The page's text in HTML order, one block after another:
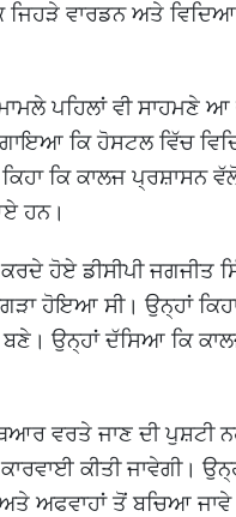
ਵਾਰਡਨ ਅਤੇ
ਪਹਿਲਾਂ ਵੀ
ਕਿ ਹੋਸਟਲ ਵਿੱਚ
ਕਿ ਕਾਲਜ ਪ੍ਰਸ਼ਾਸਨ
ਹਨ।
ਹੋਏ ਡੀਸੀਪੀ ਜਗਜੀਤ
ਹੋਇਆ ਸੀ। ਉਨ੍ਹਾਂ ਕਿਹਾ
ਉਨ੍ਹਾਂ ਦੱਸਿਆ ਕਿ
ਵਰਤੇ ਜਾਣ ਦੀ ਪੁਸ਼ਟੀ
ਕੀਤੀ ਜਾਵੇਗੀ।
ਅਫਵਾਹਾਂ ਤੋਂ ਬਚਿਆ